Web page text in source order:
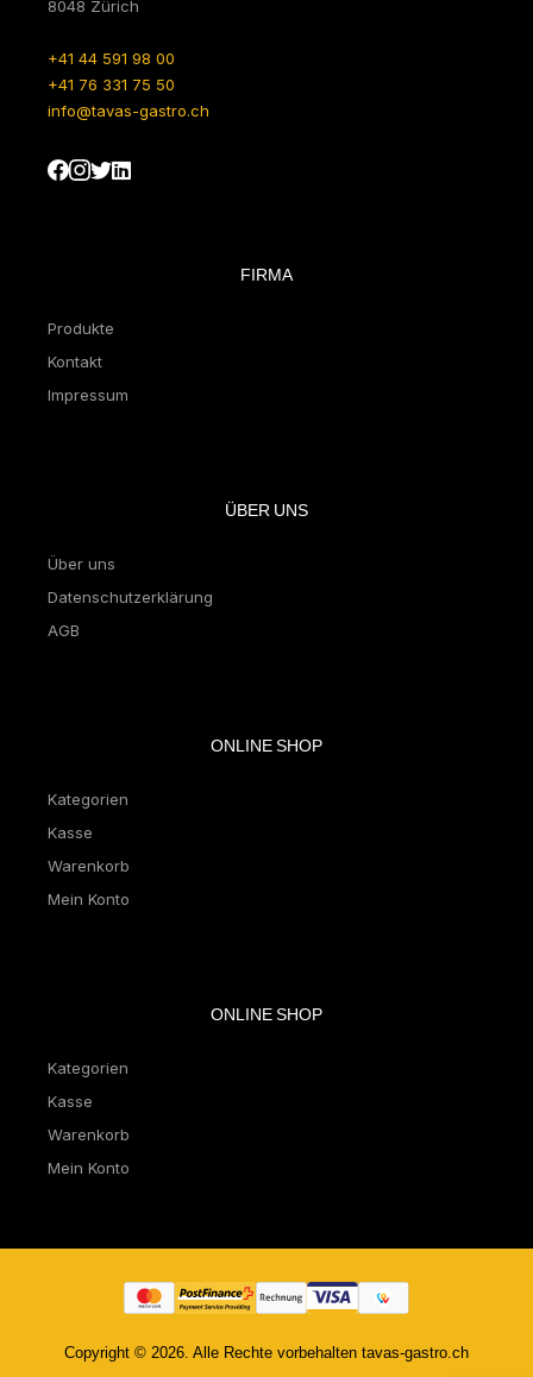
8048 Zürich
+41 44 591 98 00
+41 76 331 75 50
info@tavas-gastro.ch
FIRMA
Produkte
Kontakt
Impressum
ÜBER UNS
Über uns
Datenschutzerklärung
AGB
ONLINE SHOP
Kategorien
Kasse
Warenkorb
Mein Konto
ONLINE SHOP
Kategorien
Kasse
Warenkorb
Mein Konto
Copyright © 2026. Alle Rechte vorbehalten tavas-gastro.ch